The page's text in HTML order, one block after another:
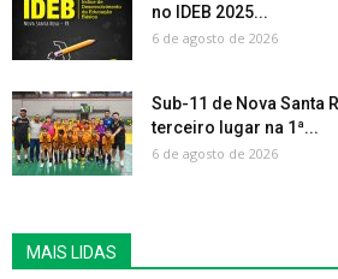
no IDEB 2025...
6 de agosto de 2026
Sub-11 de Nova Santa
terceiro lugar na 1ª...
6 de agosto de 2026
MAIS LIDAS